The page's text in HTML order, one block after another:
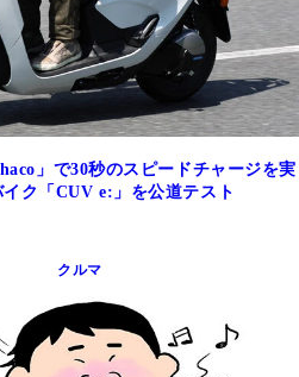
」で30秒のスピードチャージを実
ク「CUV e:」を公道テスト
クルマ